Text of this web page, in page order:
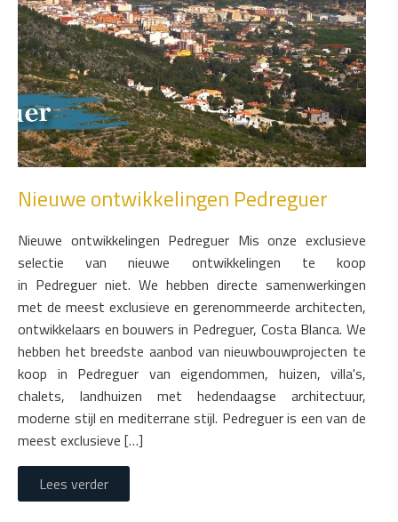
Nieuwe ontwikkelingen Pedreguer
Nieuwe ontwikkelingen Pedreguer Mis onze exclusieve
selectie van nieuwe ontwikkelingen te koop
in Pedreguer niet. We hebben directe samenwerkingen
met de meest exclusieve en gerenommeerde architecten,
ontwikkelaars en bouwers in Pedreguer, Costa Blanca. We
hebben het breedste aanbod van nieuwbouwprojecten te
koop in Pedreguer van eigendommen, huizen, villa's,
chalets, landhuizen met hedendaagse architectuur,
moderne stijl en mediterrane stijl. Pedreguer is een van de
meest exclusieve […]
Lees verder